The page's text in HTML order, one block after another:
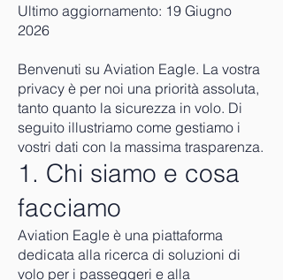
Ultimo aggiornamento: 19 Giugno
2026
Benvenuti su Aviation Eagle. La vostra
privacy è per noi una priorità assoluta,
tanto quanto la sicurezza in volo. Di
seguito illustriamo come gestiamo i
vostri dati con la massima trasparenza.
1. Chi siamo e cosa
facciamo
Aviation Eagle è una piattaforma
dedicata alla ricerca di soluzioni di
volo per i passeggeri e alla